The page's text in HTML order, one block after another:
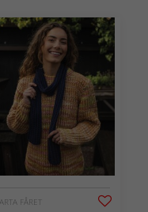
FÅRET